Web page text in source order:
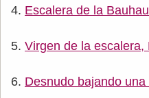
Escalera de la
Virgen de la escalera,
Desnudo bajando